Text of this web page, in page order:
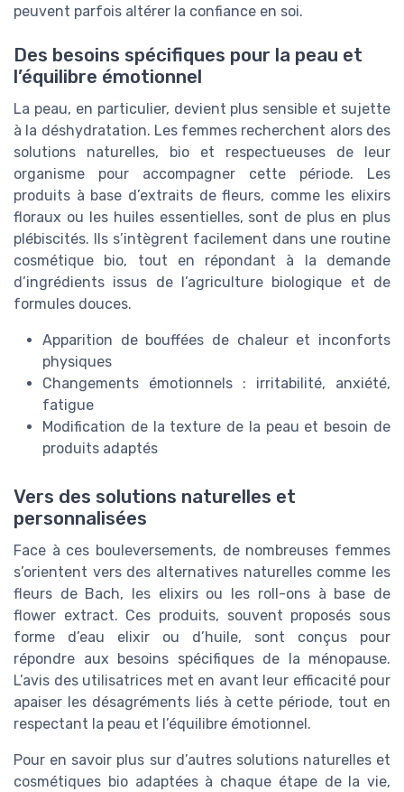
peuvent parfois altérer la confiance en soi.
Des besoins spécifiques pour la peau et
l’équilibre émotionnel
La peau, en particulier, devient plus sensible et sujette
à la déshydratation. Les femmes recherchent alors des
solutions naturelles, bio et respectueuses de leur
organisme pour accompagner cette période. Les
produits à base d’extraits de fleurs, comme les elixirs
floraux ou les huiles essentielles, sont de plus en plus
plébiscités. Ils s’intègrent facilement dans une routine
cosmétique bio, tout en répondant à la demande
d’ingrédients issus de l’agriculture biologique et de
formules douces.
Apparition de bouffées de chaleur et inconforts
physiques
Changements émotionnels : irritabilité, anxiété,
fatigue
Modification de la texture de la peau et besoin de
produits adaptés
Vers des solutions naturelles et
personnalisées
Face à ces bouleversements, de nombreuses femmes
s’orientent vers des alternatives naturelles comme les
fleurs de Bach, les elixirs ou les roll-ons à base de
flower extract. Ces produits, souvent proposés sous
forme d’eau elixir ou d’huile, sont conçus pour
répondre aux besoins spécifiques de la ménopause.
L’avis des utilisatrices met en avant leur efficacité pour
apaiser les désagréments liés à cette période, tout en
respectant la peau et l’équilibre émotionnel.
Pour en savoir plus sur d’autres solutions naturelles et
cosmétiques bio adaptées à chaque étape de la vie,